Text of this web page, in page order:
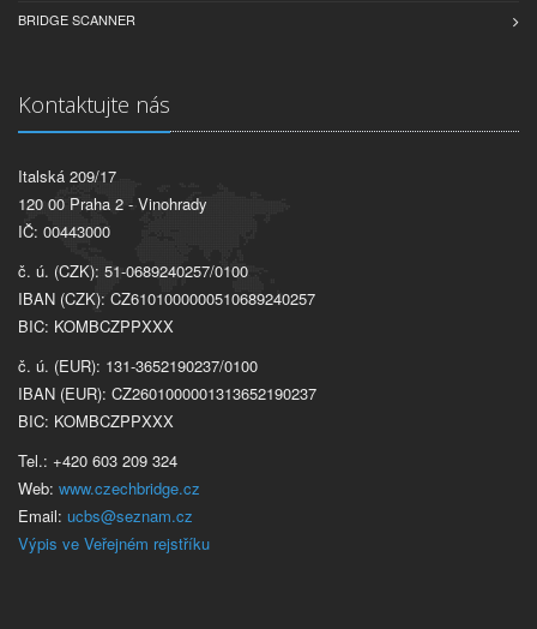
BRIDGE SCANNER
Kontaktujte nás
Italská 209/17
120 00 Praha 2 - Vinohrady
IČ: 00443000
č. ú. (CZK): 51-0689240257/0100
IBAN (CZK): CZ6101000000510689240257
BIC: KOMBCZPPXXX
č. ú. (EUR): 131-3652190237/0100
IBAN (EUR): CZ2601000001313652190237
BIC: KOMBCZPPXXX
Tel.: +420 603 209 324
Web: www.czechbridge.cz
Email: ucbs@seznam.cz
Výpis ve Veřejném rejstříku